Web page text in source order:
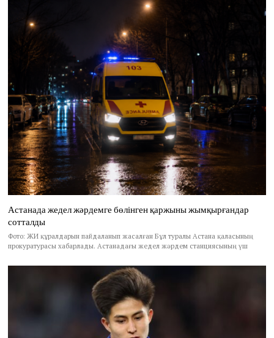
Астанада жедел жәрдемге бөлінген қаржыны жымқырғандар
сотталды
Фото: ЖИ құралдарын пайдаланып жасалған Бұл туралы Астана қаласының
прокуратурасы хабарлады. Астанадағы жедел жәрдем станциясының үш